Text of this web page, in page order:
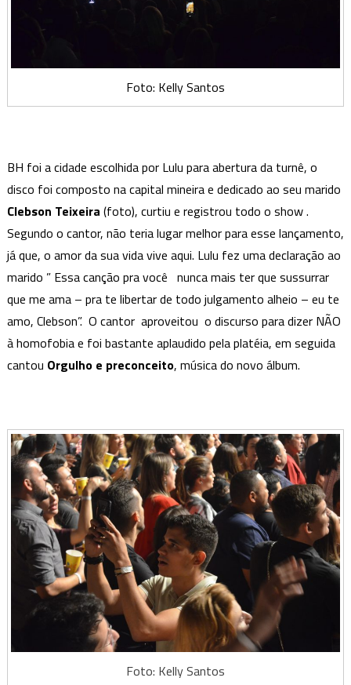
Foto: Kelly Santos
BH foi a cidade escolhida por Lulu para abertura da turnê, o
disco foi composto na capital mineira e dedicado ao seu marido
Clebson Teixeira (foto), curtiu e registrou todo o show .
Segundo o cantor, não teria lugar melhor para esse lançamento,
já que, o amor da sua vida vive aqui. Lulu fez uma declaração ao
marido ” Essa canção pra você nunca mais ter que sussurrar
que me ama – pra te libertar de todo julgamento alheio – eu te
amo, Clebson”. O cantor aproveitou o discurso para dizer NÃO
à homofobia e foi bastante aplaudido pela platéia, em seguida
cantou Orgulho e preconceito, música do novo álbum.
Foto: Kelly Santos